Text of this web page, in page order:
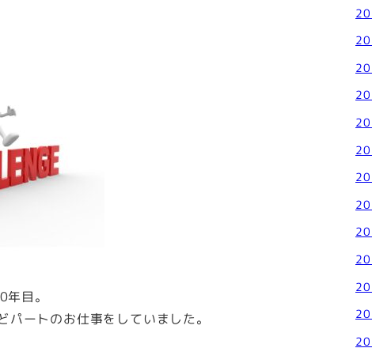
目。
ートのお仕事をしていました。